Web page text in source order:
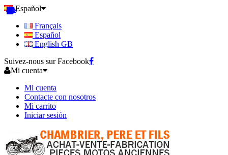
Español
Français
Español
English GB
Suivez-nous sur Facebook
Mi cuenta
Mi cuenta
Contacte con nosotros
Mi carrito
Iniciar sesión